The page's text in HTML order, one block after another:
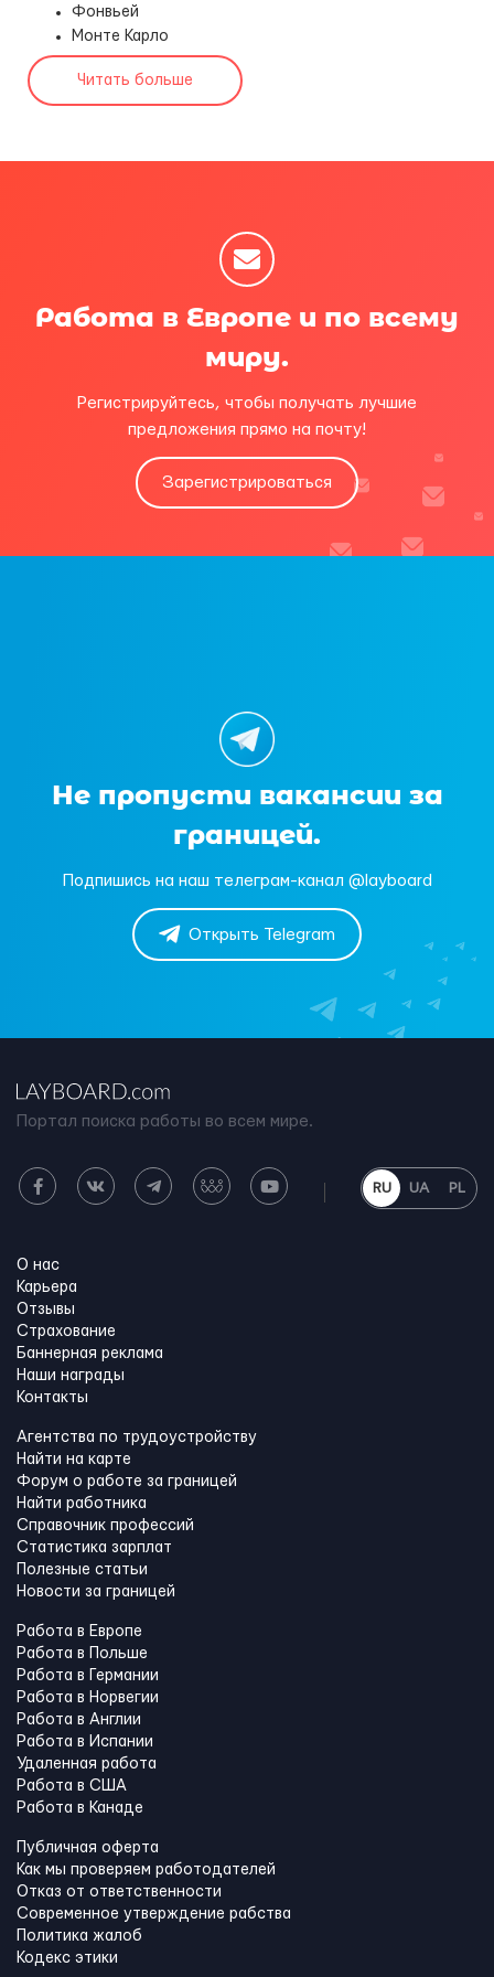
Фонвьей
Монте Карло
Читать больше
Работа в Европе и по всему
миру.
Регистрируйтесь, чтобы получать лучшие
предложения прямо на почту!
Зарегистрироваться
Не пропусти вакансии за
границей.
Подпишись на наш телеграм-канал @layboard
Открыть Telegram
Портал поиска работы во всем мире.
RU UA PL
О нас
Карьера
Отзывы
Страхование
Баннерная реклама
Наши награды
Контакты
Агентства по трудоустройству
Найти на карте
Форум о работе за границей
Найти работника
Справочник профессий
Статистика зарплат
Полезные статьи
Новости за границей
Работа в Европе
Работа в Польше
Работа в Германии
Работа в Норвегии
Работа в Англии
Работа в Испании
Удаленная работа
Работа в США
Работа в Канадe
Публичная оферта
Как мы проверяем работодателей
Отказ от ответственности
Современное утверждение рабства
Политика жалоб
Кодекс этики